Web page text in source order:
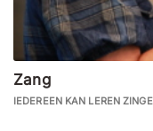
Zang
IEDEREEN KAN LEREN